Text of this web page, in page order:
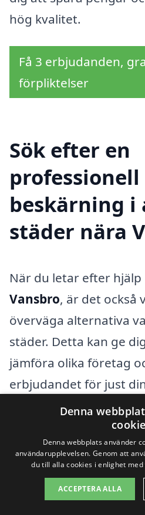
hög kvalitet.
Få 3 erbjudanden,
förpliktelser
Sök efter en
beskärning i
städer nära
När du letar efter hjälp
Vansbro, är det också
överväga alternativa
städer. Detta kan ge
jämföra olika företag
erbjudandet för just
företag som erbjuder
finns i områden som
Hedemora,Borlänge,
Orsa. Dessa städer
specialister inom
Denna
Denna webbplats använder
användarupplevelsen. Genom att
du till alla cookies i enlighet
ACCEPTERA ALLA